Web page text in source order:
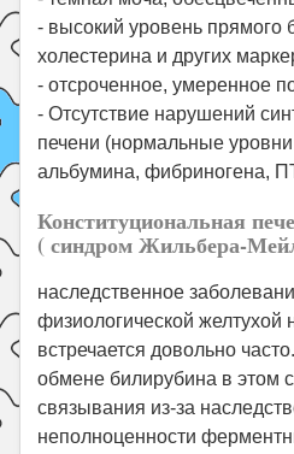
- высокий уровень прямого
холестерина и других
- отсроченное, умеренное
- Отсутствие нарушений
печени (нормальные
альбумина, фибриногена,
Конституциональная
( синдром Жильбера-
наследственное
физиологической
встречается довольно
обмене билирубина в этом
связывания из-за
неполноценности